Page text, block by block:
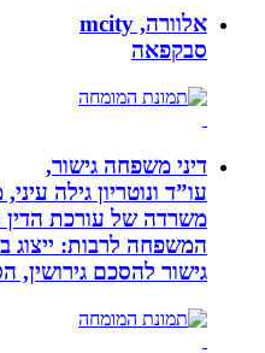
אלוורה, mcity
סבקפאה
דיני משפחה גישור,
עו”ד ונוטריון גילה עיני,
משרדה של עורכת הדין נותן
המשפחה לרבות: ייצוג
גישור להסכם גירושין, הסכמי